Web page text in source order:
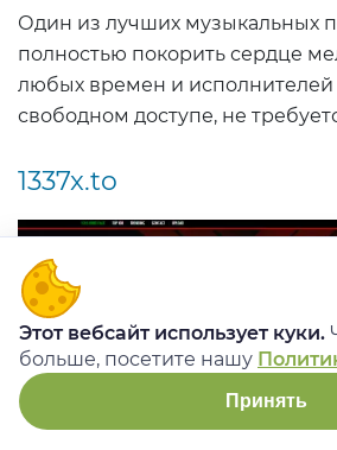
Один из лучших музыкальных
полностью покорить сердце
любых времен и исполнителей
свободном доступе, не
1337x.to
Этот вебсайт использует куки.
больше, посетите нашу
Принять